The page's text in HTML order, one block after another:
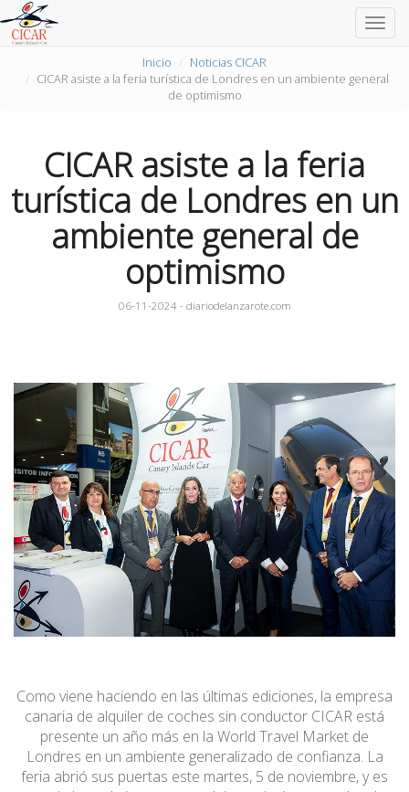
Inicio
Noticias CICAR
CICAR asiste a la feria turística de Londres en un ambiente general
de optimismo
CICAR asiste a la feria
turística de Londres en un
ambiente general de
optimismo
06-11-2024 - diariodelanzarote.com
Como viene haciendo en las últimas ediciones, la empresa
canaria de alquiler de coches sin conductor CICAR está
presente un año más en la World Travel Market de
Londres en un ambiente generalizado de confianza. La
feria abrió sus puertas este martes, 5 de noviembre, y es